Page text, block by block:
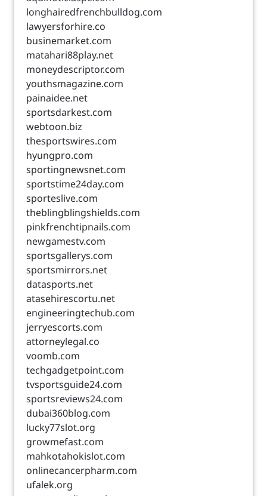
longhairedfrenchbulldog.com
lawyersforhire.co
businemarket.com
matahari88play.net
moneydescriptor.com
youthsmagazine.com
painaidee.net
sportsdarkest.com
webtoon.biz
thesportswires.com
hyungpro.com
sportingnewsnet.com
sportstime24day.com
sporteslive.com
theblingblingshields.com
pinkfrenchtipnails.com
newgamestv.com
sportsgallerys.com
sportsmirrors.net
datasports.net
atasehirescortu.net
engineeringtechub.com
jerryescorts.com
attorneylegal.co
voomb.com
techgadgetpoint.com
tvsportsguide24.com
sportsreviews24.com
dubai360blog.com
lucky77slot.org
growmefast.com
mahkotahokislot.com
onlinecancerpharm.com
ufalek.org